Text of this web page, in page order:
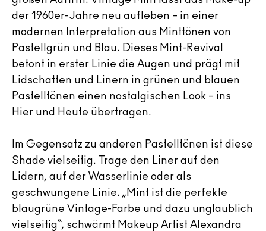
der 1960er-Jahre neu aufleben – in einer
modernen Interpretation aus Minttönen von
Pastellgrün und Blau. Dieses Mint-Revival
betont in erster Linie die Augen und prägt mit
Lidschatten und Linern in grünen und blauen
Pastelltönen einen nostalgischen Look – ins
Hier und Heute übertragen.
Im Gegensatz zu anderen Pastelltönen ist diese
Shade vielseitig. Trage den Liner auf den
Lidern, auf der Wasserlinie oder als
geschwungene Linie. „Mint ist die perfekte
blaugrüne Vintage-Farbe und dazu unglaublich
vielseitig“, schwärmt Makeup Artist Alexandra